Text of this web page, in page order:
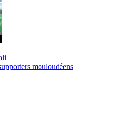
mouloudéens